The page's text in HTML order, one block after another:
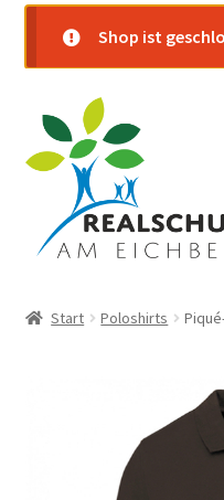
Shop ist
Navigation
springen
Inhalt
springen
Start Poloshirts